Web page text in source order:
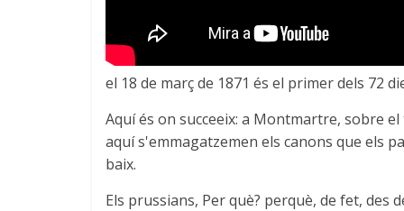
el 18 de març de 1871 és el primer dels 72
Aquí és on succeeix: a Montmartre, sobre
aquí s'emmagatzemen els canons que els
baix.
Els prussians, Per què? perquè, de fet,